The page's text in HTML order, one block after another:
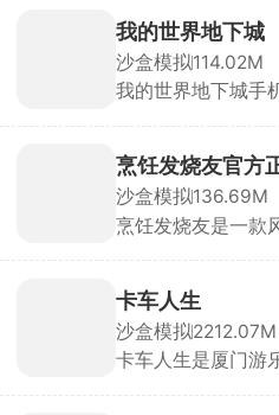
氛围。自由探索庞
丰富而真实的日式
比赛获得，与同学
动，体验从早到晚
我的世界地下城
沙盒模拟114.02M
我的世界地下城手
此版本中都能遇见
景都会逐一登场。
机生成的，冒险也
各种各样的怪物，
烹饪发烧友官方
沙盒模拟136.69M
烹饪发烧友是一款
你的餐厅，根据顾
种美味的食物，提
每一位客人，不断
食，赚更多的钱，
卡车人生
沙盒模拟2212.07M
卡车人生是厦门游